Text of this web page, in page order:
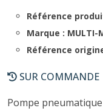
Référence
Marque : MULTI-
Référence
SUR COMMANDE
Pompe